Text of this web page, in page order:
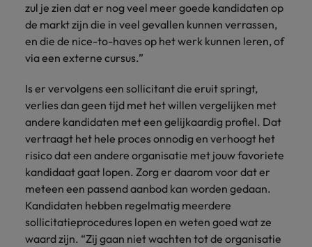
zul je zien dat er nog veel meer goede kandidaten op
de markt zijn die in veel gevallen kunnen verrassen,
en die de nice-to-haves op het werk kunnen leren, of
via een externe cursus.”
Is er vervolgens een sollicitant die eruit springt,
verlies dan geen tijd met het willen vergelijken met
andere kandidaten met een gelijkaardig profiel. Dat
vertraagt het hele proces onnodig en verhoogt het
risico dat een andere organisatie met jouw favoriete
kandidaat gaat lopen. Zorg er daarom voor dat er
meteen een passend aanbod kan worden gedaan.
Kandidaten hebben regelmatig meerdere
sollicitatieprocedures lopen en weten goed wat ze
waard zijn. “Zij gaan niet wachten tot de organisatie